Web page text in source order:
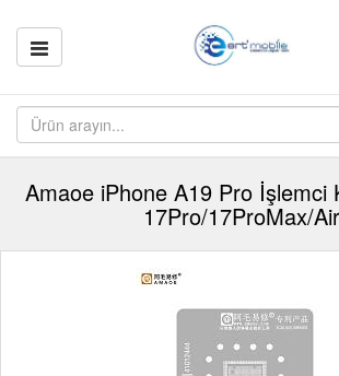
Amaoe iPhone A19 Pro İşlemci
17Pro/17ProMax/